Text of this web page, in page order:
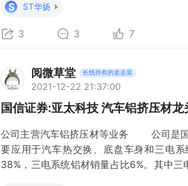
S
ST华扬
3 3 7
阅微草堂 长线持有的老韭菜
2021-12-22 21:37:00
国信证券:亚太科技 汽车铝挤压材
公司主营汽车铝挤压材等业务 公司是国
要应用于汽车热交换、底盘车身和三电
38%，三电系统铝材销量占比6%。其中